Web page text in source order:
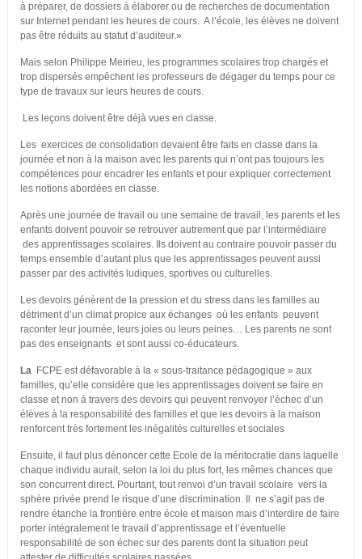
à préparer, de dossiers à élaborer ou de recherches de documentation
sur Internet pendant les heures de cours. A l’école, les élèves ne doivent
pas être réduits au statut d’auditeur.»
Mais selon Philippe Meirieu, les programmes scolaires trop chargés et
trop dispersés empêchent les professeurs de dégager du temps pour ce
type de travaux sur leurs heures de cours.
Les leçons doivent être déjà vues en classe.
Les exercices de consolidation devaient être faits en classe dans la
journée et non à la maison avec les parents qui n’ont pas toujours les
compétences pour encadrer les enfants et pour expliquer correctement
les notions abordées en classe.
Après une journée de travail ou une semaine de travail, les parents et les
enfants doivent pouvoir se retrouver autrement que par l’intermédiaire
des apprentissages scolaires. Ils doivent au contraire pouvoir passer du
temps ensemble d’autant plus que les apprentissages peuvent aussi
passer par des activités ludiques, sportives ou culturelles.
Les devoirs génèrent de la pression et du stress dans les familles au
détriment d’un climat propice aux échanges où les enfants peuvent
raconter leur journée, leurs joies ou leurs peines… Les parents ne sont
pas des enseignants et sont aussi co-éducateurs.
La FCPE est défavorable à la « sous-traitance pédagogique » aux
familles, qu’elle considère que les apprentissages doivent se faire en
classe et non à travers des devoirs qui peuvent renvoyer l’échec d’un
élèves à la responsabilité des familles et que les devoirs à la maison
renforcent très fortement les inégalités culturelles et sociales
Ensuite, il faut plus dénoncer cette Ecole de la méritocratie dans laquelle
chaque individu aurait, selon la loi du plus fort, les mêmes chances que
son concurrent direct. Pourtant, tout renvoi d’un travail scolaire vers la
sphère privée prend le risque d’une discrimination. Il ne s’agit pas de
rendre étanche la frontière entre école et maison mais d’interdire de faire
porter intégralement le travail d’apprentissage et l’éventuelle
responsabilité de son échec sur des parents dont la situation peut